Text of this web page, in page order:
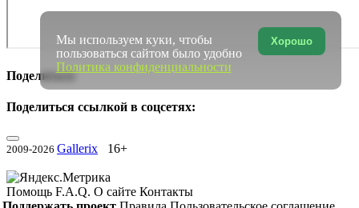
Поделиться
Поделиться ссылкой в соцсетях:
2009-2026 Gallerix 16+
Помощь F.A.Q. О сайте Контакты
Хорошо
Мы используем куки, чтобы
пользоваться сайтом было удобно
Политика конфиденциальности